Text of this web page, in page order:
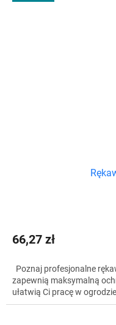
66,27 zł
Poznaj profesjonalne
zapewnią maksymalną
ułatwią Ci pracę w